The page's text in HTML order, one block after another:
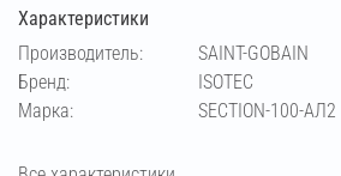
Характеристики
Производитель:
SAINT-GOBAIN
Бренд:
ISOTEC
Марка:
SECTION-100-АЛ2